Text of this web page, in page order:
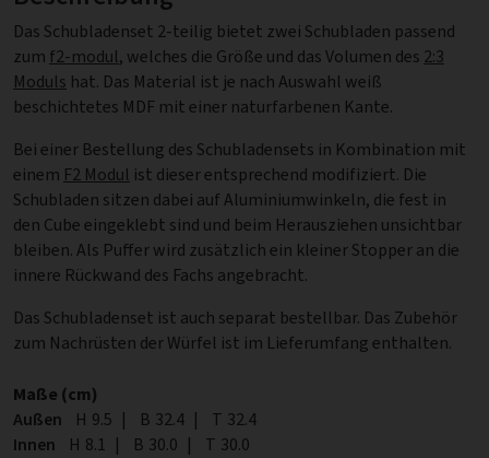
Das Schubladenset 2-teilig bietet zwei Schubladen passend
zum f2-modul , welches die Größe und das Volumen des 2:3
Moduls hat. Das Material ist je nach Auswahl weiß
beschichtetes MDF mit einer naturfarbenen Kante.
Bei einer Bestellung des Schubladensets in Kombination mit
einem F2 Modul ist dieser entsprechend modifiziert. Die
Schubladen sitzen dabei auf Aluminiumwinkeln, die fest in
den Cube eingeklebt sind und beim Herausziehen unsichtbar
bleiben. Als Puffer wird zusätzlich ein kleiner Stopper an die
innere Rückwand des Fachs angebracht.
Das Schubladenset ist auch separat bestellbar. Das Zubehör
zum Nachrüsten der Würfel ist im Lieferumfang enthalten.
Maße (cm)
Außen
Höhe
H 9.5 | Breite
B 32.4 | Tiefe
T 32.4
Innen
Höhe
H 8.1 | Breite
B 30.0 | Tiefe
T 30.0